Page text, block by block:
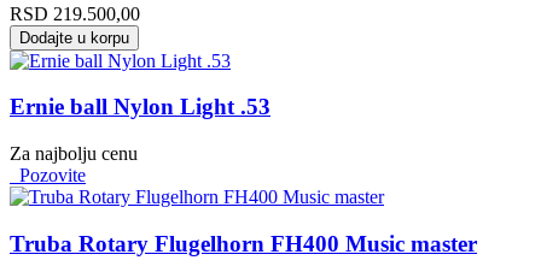
RSD 219.500,00
Dodajte u korpu
Ernie ball Nylon Light .53
Za najbolju cenu
Pozovite
Truba Rotary Flugelhorn FH400 Music master